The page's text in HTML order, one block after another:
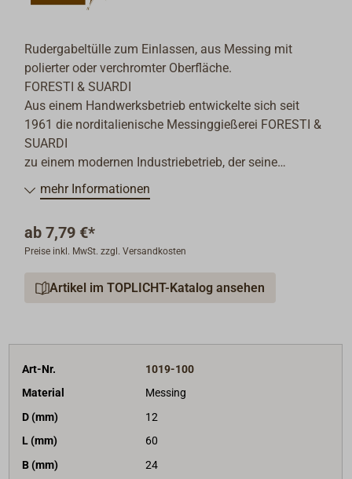
Rudergabeltülle zum Einlassen, aus Messing mit
polierter oder verchromter Oberfläche.
FORESTI & SUARDI
Aus einem Handwerksbetrieb entwickelte sich seit
1961 die norditalienische Messinggießerei FORESTI &
SUARDI
zu einem modernen Industriebetrieb, der seine
traditionellen Wurzeln nicht vergessen hat. Heute
fertigt FORESTI Bootsbeschläge, Schiffsfenster,
breites Sortiment hochwertiger Leuchten für den
Schiffs- und Landgebrauch.
mehr Informationen
ab 7,79 €*
Preise inkl. MwSt. zzgl. Versandkosten
Artikel im TOPLICHT-Katalog ansehen
Art-Nr.
1019-100
Material
Messing
D (mm)
12
L (mm)
60
B (mm)
24